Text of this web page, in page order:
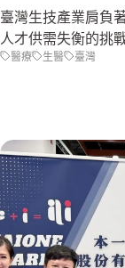
臺灣生技產業肩負
人才供需失衡的挑
醫療 生醫 臺灣